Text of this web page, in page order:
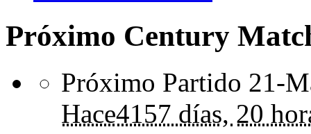
Próximo Century
Próximo Partido 21-
Hace4157 días, 20